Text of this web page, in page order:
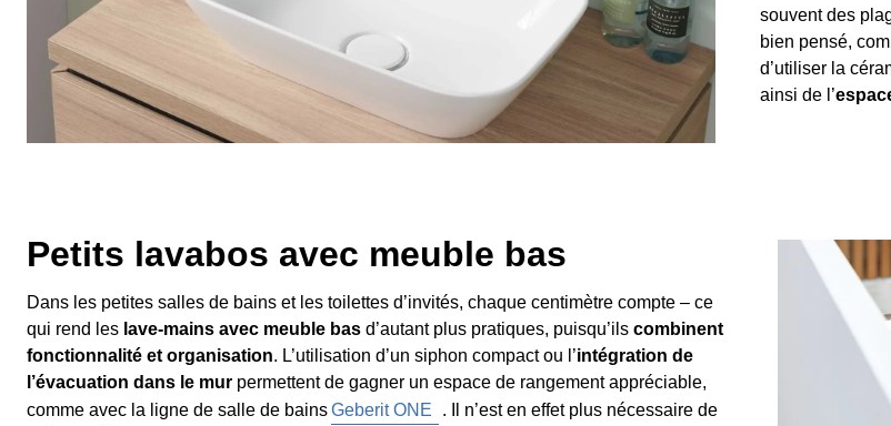
souvent des
bien pensé,
d’utiliser la
ainsi de l’
Petits lavabos avec meuble bas
Dans les petites salles de bains et les toilettes d’invités, chaque centimètre compte – ce
qui rend les lave-mains avec meuble bas d’autant plus pratiques, puisqu’ils combinent
fonctionnalité et organisation. L’utilisation d’un siphon compact ou l’intégration de
l’évacuation dans le mur permettent de gagner un espace de rangement appréciable,
comme avec la ligne de salle de bainsGeberit ONE
. Il n’est en effet plus nécessaire de